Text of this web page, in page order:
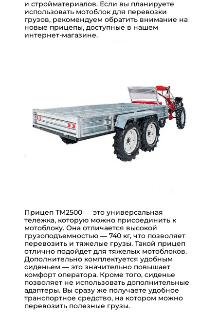
и стройматериалов. Если вы планируете
использовать мотоблок для перевозки
грузов, рекомендуем обратить внимание на
новые прицепы, доступные в нашем
интернет-магазине.
Прицеп ТМ2500 — это универсальная
тележка, которую можно присоединить к
мотоблоку. Она отличается высокой
грузоподъемностью — 740 кг, что позволяет
перевозить и тяжелые грузы. Такой прицеп
отлично подойдет для тяжелых мотоблоков.
Дополнительно комплектуется удобным
сиденьем — это значительно повышает
комфорт оператора. Кроме того, сиденье
позволяет не использовать дополнительные
адаптеры. Вы сразу же получаете удобное
транспортное средство, на котором можно
перевозить полезные грузы.